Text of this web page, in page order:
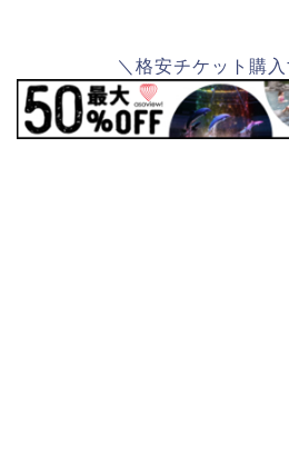
＼格安チケット購